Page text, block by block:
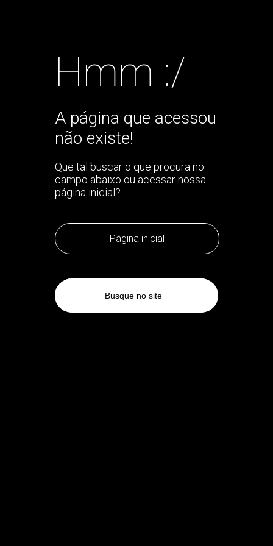
Hmm :/
A página que acessou
não existe!
Que tal buscar o que procura no
campo abaixo ou acessar nossa
página inicial?
Página inicial